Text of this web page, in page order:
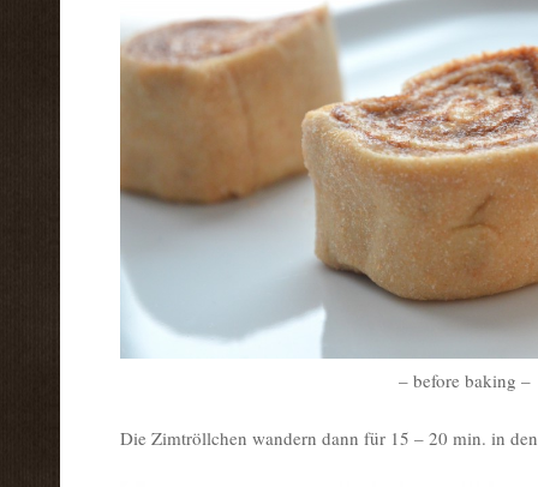
– before baking –
Die Zimtröllchen wandern dann für 15 – 20 min. in